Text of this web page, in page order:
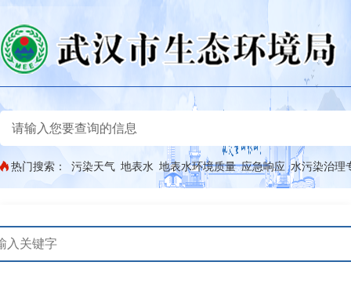
热门搜索： 污染天气 地表水 地表水环境质量 应急响应 水污染治理